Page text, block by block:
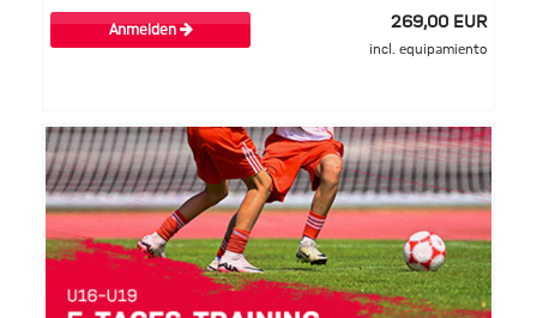
Anmelden 269,00 EUR
incl. equipamiento